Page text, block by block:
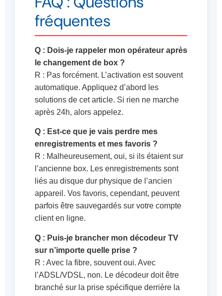
fréquentes
Q : Dois-je rappeler mon opérateur après
le changement de box ?
R : Pas forcément. L’activation est souvent
automatique. Appliquez d’abord les
solutions de cet article. Si rien ne marche
après 24h, alors appelez.
Q : Est-ce que je vais perdre mes
enregistrements et mes favoris ?
R : Malheureusement, oui, si ils étaient sur
l’ancienne box. Les enregistrements sont
liés au disque dur physique de l’ancien
appareil. Vos favoris, cependant, peuvent
parfois être sauvegardés sur votre compte
client en ligne.
Q : Puis-je brancher mon décodeur TV
sur n’importe quelle prise ?
R : Avec la fibre, souvent oui. Avec
l’ADSL/VDSL, non. Le décodeur doit être
branché sur la prise spécifique derrière la